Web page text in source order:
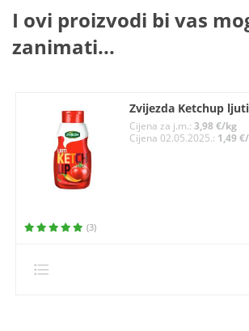
I ovi proizvodi bi vas
zanimati...
Zvijezda Ketchup
Cijena za j.m.:3,98 €/kg
Cijena 02.05.2025.: 1,49
(3)